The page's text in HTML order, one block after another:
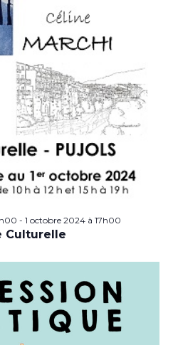
- 1 octobre 2024 à 17h00
Culturelle